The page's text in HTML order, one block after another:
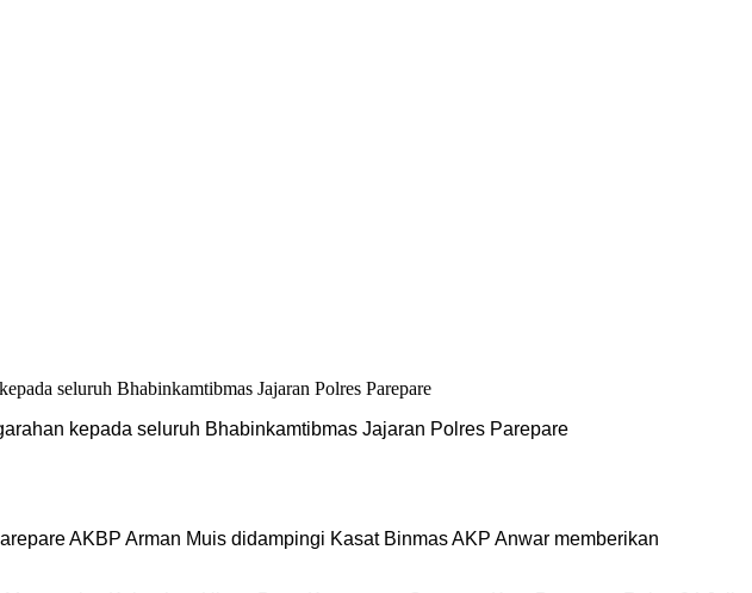
kepada seluruh Bhabinkamtibmas Jajaran Polres Parepare
AKBP Arman Muis didampingi Kasat Binmas AKP Anwar memberikan